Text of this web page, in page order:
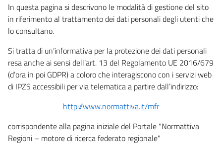
In questa pagina si descrivono le modalità di gestione del sito
in riferimento al trattamento dei dati personali degli utenti che
lo consultano.
Si tratta di un’informativa per la protezione dei dati personali
resa anche ai sensi dell’art. 13 del Regolamento UE 2016/679
(d’ora in poi GDPR) a coloro che interagiscono con i servizi web
di IPZS accessibili per via telematica a partire dall’indirizzo:
http://www.normattiva.it/mfr
corrispondente alla pagina iniziale del Portale "Normattiva
Regioni – motore di ricerca federato regionale"